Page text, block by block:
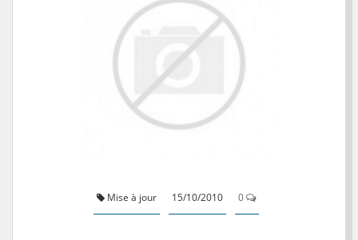
Mise à jour 15/10/2010 0